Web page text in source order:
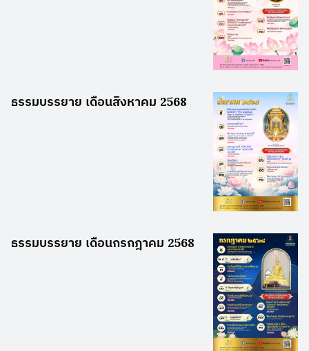
ธรรมบรรยาย เดือนสิงหาคม 2568
ธรรมบรรยาย เดือนกรกฎาคม 2568